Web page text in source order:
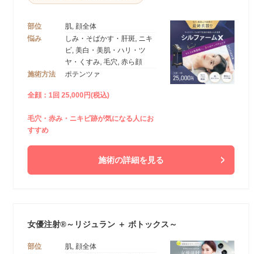
部位
肌, 顔全体
悩み
しみ・そばかす・肝斑, ニキ
ビ, 美白・美肌・ハリ・ツ
ヤ・くすみ, 毛穴, 赤ら顔
施術方法
ポテンツァ
全顔：1回 25,000円(税込)
毛穴・赤み・ニキビ跡が気になる人にお
すすめ
施術の詳細を見る
女優注射®～リジュラン ＋ ボトックス～
部位
肌, 顔全体